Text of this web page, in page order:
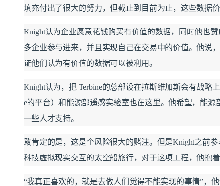
填充付出了很大的努力，但截止到目前为止，这些数据
Knight认为企业愿意花钱购买有价值的数据，同时他也
多企业参与进来，并且实现自己在交易中的价值。他说
证他们认为有价值的数据可以被利用。
Knight认为，把 Terbine的总部设在拉斯维加斯会有战略
e的平台）和能源部遥感实验室也在这里。他希望，能
一些人才支持。
敢肯定的是，这是个风险很大的赌注。但是Knight之前
科技虚拟现实交互的太空船旅行，对于这项工程，他抱
“我真正喜欢的，就是去做人们觉得不能实现的事情”，